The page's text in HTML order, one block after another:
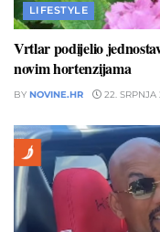
LIFESTYLE
Vrtlar podijelio
novim hortenzijama
BY NOVINE.HR 22. SRPNJA